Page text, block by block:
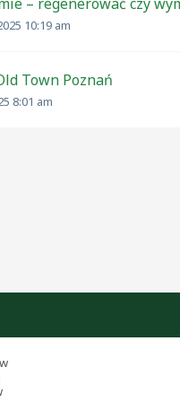
– regenerować czy
10:19 am
Town Poznań
8:01 am